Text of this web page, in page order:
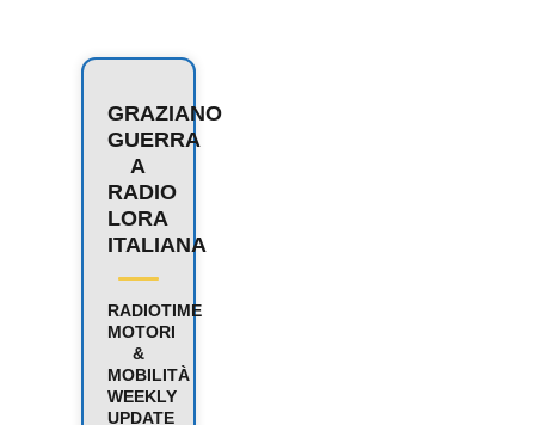
GRAZIANO
GUERRA
A
RADIO
LORA
ITALIANA
RADIOTIME
MOTORI
&
MOBILITÀ
WEEKLY
UPDATE